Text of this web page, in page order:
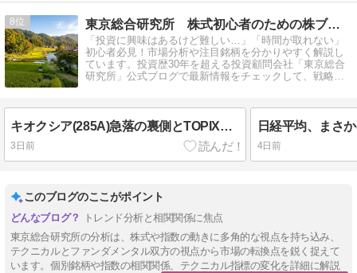
8 東京総合研究所 株式初心者のための株ブログ
「投資に興味はあるけど難しい…」「時間が取れない」
初心者必見！市場分析や注目銘柄を分かりやすく解説し
ています。投資歴30年を超える投資顧問会社「東京総合
研究所」公式ブログで最新情報をチェックして、戦略的
キオクシア(285A)急落の裏側とTOPIX優位相場を解説【東京総合研究所】
3日前 4日前
このブログのここがポイント
トレンド分析と相関関係に焦点
東京総合研究所の分析は、株式や指数の動きに多角的な視点を持ち込み、
テクニカルとファンダメンタル双方の視点から市場の転換点を鋭く捉えて
います。個別銘柄や指数の相関関係、テクニカル指標の変化を詳細に解説